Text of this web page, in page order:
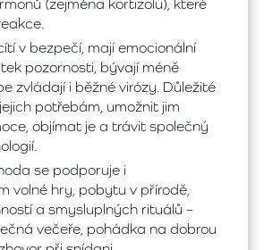
(zejména kortizolu), které
v bezpečí, mají emocionální
pozornosti, bývají méně
zvládají i běžné virózy. Důležité
potřebám, umožnit jim
objímat je a trávit společný
se podporuje i
volné hry, pobytu v přírodě,
a smysluplných rituálů –
večeře, pohádka na dobrou